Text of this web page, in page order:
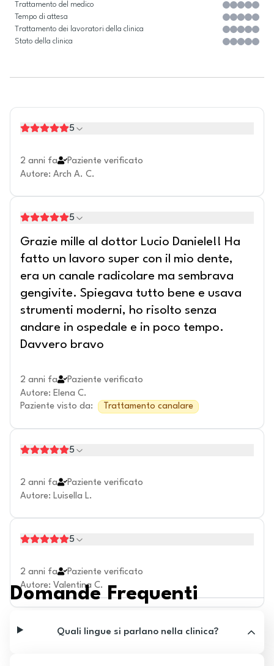
Trattamento del medico
Tempo di attesa
Trattamento dei lavoratori della clinica
Stato della clinica
5
2 anni fa
Paziente verificato
Autore: Arch A. C.
5
Grazie mille al dottor Lucio Daniele!! Ha
fatto un lavoro super con il mio dente,
era un canale radicolare ma sembrava
gengivite. Spiegava tutto bene e usava
strumenti moderni, ho risolto senza
andare in ospedale e in poco tempo.
Davvero bravo
2 anni fa
Paziente verificato
Autore: Elena C.
Paziente visto da: Trattamento canalare
5
2 anni fa
Paziente verificato
Autore: Luisella L.
5
2 anni fa
Paziente verificato
Autore: Valentina C.
Domande Frequenti
Quali lingue si parlano nella clinica?